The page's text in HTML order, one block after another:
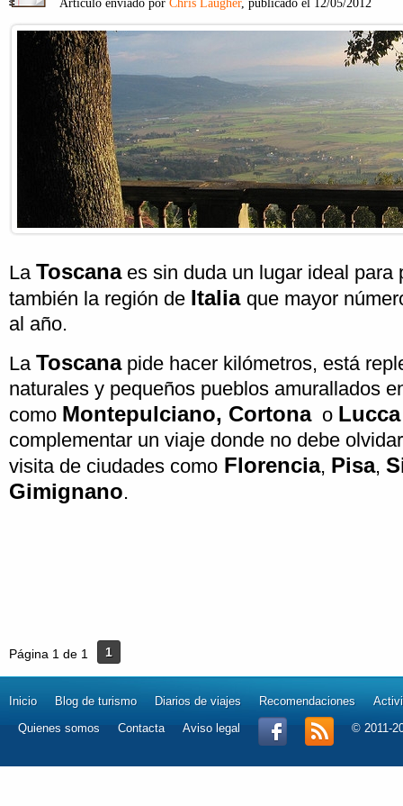
Artículo enviado por Chris Laugher, publicado el 12/05/2012
La Toscanaes sin duda un lugar ideal para
también la región de Italia que mayor
al año.
La Toscanapide hacer kilómetros, está
naturales y pequeños pueblos amurallados
como Montepulciano, Cortonao Lucca
complementar un viaje donde no debe
visita de ciudades como Florencia, Pisa,
Gimignano.
Página 1 de 1 1
Inicio Blog de turismo Diarios de viajes Recomendaciones
Quienes somos
Contacta Aviso legal © 2011-